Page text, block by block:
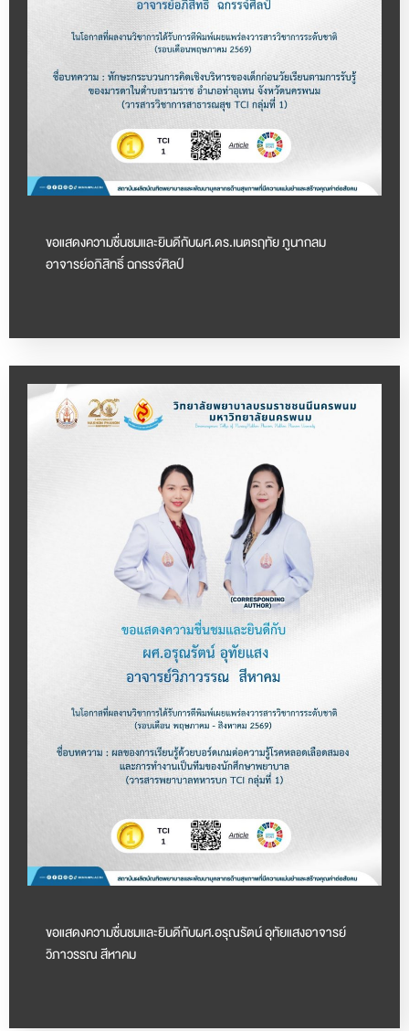
ขอแสดงความชื่นชมและยินดีกับผศ.ดร.เนตรฤทัย ภูนากลม
อาจารย์อภิสิทธิ์ ฉกรรจ์ศิลป์
ขอแสดงความชื่นชมและยินดีกับผศ.อรุณรัตน์ อุทัยแสงอาจารย์
วิภาวรรณ สีหาคม